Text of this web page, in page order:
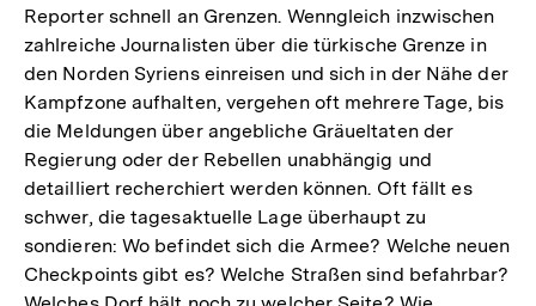
Reporter schnell an Grenzen. Wenngleich inzwischen
zahlreiche Journalisten über die türkische Grenze in
den Norden Syriens einreisen und sich in der Nähe der
Kampfzone aufhalten, vergehen oft mehrere Tage, bis
die Meldungen über angebliche Gräueltaten der
Regierung oder der Rebellen unabhängig und
detailliert recherchiert werden können. Oft fällt es
schwer, die tagesaktuelle Lage überhaupt zu
sondieren: Wo befindet sich die Armee? Welche neuen
Checkpoints gibt es? Welche Straßen sind befahrbar?